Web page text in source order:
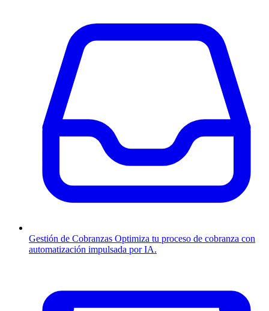
Gestión de Cobranzas Optimiza tu proceso de cobranza con
automatización impulsada por IA.